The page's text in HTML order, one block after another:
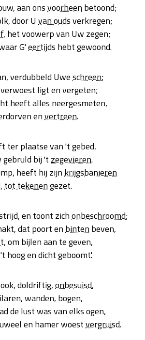
aan onsvoorheenbetoond;
door Uvan oudsverkregen;
, het voowerp van Uw zegen;
G'eertijds hebt gewoond.
verdubbeld Uweschreen;
ligt en vergeten;
heeft alles neergesmeten,
envertreen.
ter plaatse van 't gebed,
gebruld bij 'tzegevieren.
heeft hij zijnkrijgsbanieren
tot tekenengezet.
en toont zichonbeschroomd;
dat poort enbintenbeven,
, om bijlen aan te geven,
hoog en dicht geboomt'.
doldriftig,onbesuisd,
wanden, bogen,
de lust was van elks ogen,
en hamer woestvergruisd.